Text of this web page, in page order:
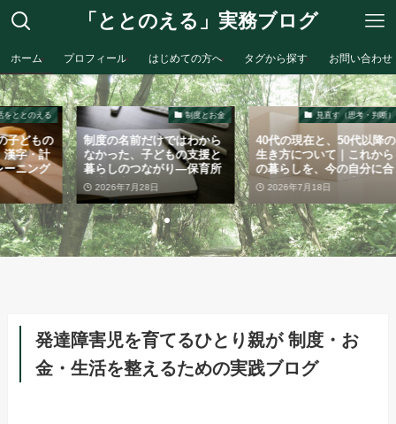
「ととのえる」実務ブログ
ホーム プロフィール はじめての方へ タグから探す お問い合わせ
制度とお金
前だけではわから
、子どもの支援と
つながり―保育所
援を利用して見え
と
月28日
見直す（思考・判断）
40代の現在と、50代以降の
生き方について｜これから
の暮らしを、今の自分に合
う形で整えていく②
2026年7月18日
見直す
40代の現在と、
生き方について
の暮らしを、今
う形で整えてい
2026年7月16日
発達障害児を育てるひとり親が 制度・お
金・生活を整えるための実践ブログ